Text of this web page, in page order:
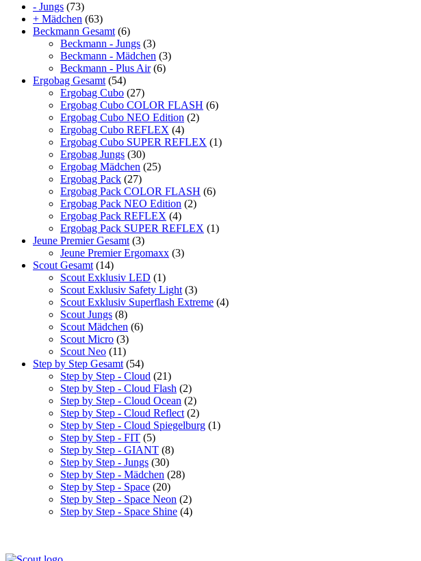
- Jungs (73)
+ Mädchen (63)
Beckmann Gesamt (6)
Beckmann - Jungs (3)
Beckmann - Mädchen (3)
Beckmann - Plus Air (6)
Ergobag Gesamt (54)
Ergobag Cubo (27)
Ergobag Cubo COLOR FLASH (6)
Ergobag Cubo NEO Edition (2)
Ergobag Cubo REFLEX (4)
Ergobag Cubo SUPER REFLEX (1)
Ergobag Jungs (30)
Ergobag Mädchen (25)
Ergobag Pack (27)
Ergobag Pack COLOR FLASH (6)
Ergobag Pack NEO Edition (2)
Ergobag Pack REFLEX (4)
Ergobag Pack SUPER REFLEX (1)
Jeune Premier Gesamt (3)
Jeune Premier Ergomaxx (3)
Scout Gesamt (14)
Scout Exklusiv LED (1)
Scout Exklusiv Safety Light (3)
Scout Exklusiv Superflash Extreme (4)
Scout Jungs (8)
Scout Mädchen (6)
Scout Micro (3)
Scout Neo (11)
Step by Step Gesamt (54)
Step by Step - Cloud (21)
Step by Step - Cloud Flash (2)
Step by Step - Cloud Ocean (2)
Step by Step - Cloud Reflect (2)
Step by Step - Cloud Spiegelburg (1)
Step by Step - FIT (5)
Step by Step - GIANT (8)
Step by Step - Jungs (30)
Step by Step - Mädchen (28)
Step by Step - Space (20)
Step by Step - Space Neon (2)
Step by Step - Space Shine (4)